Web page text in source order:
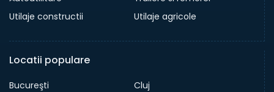
Utilaje constructii
Utilaje agricole
Locatii populare
Bucureşti
Cluj